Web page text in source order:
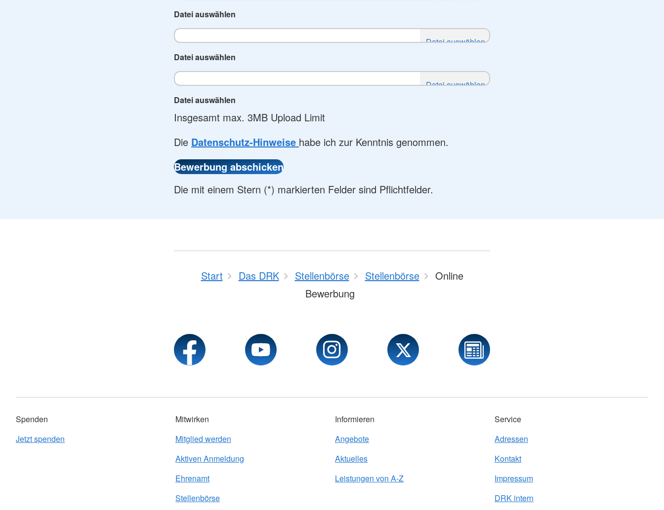
Datei auswählen
Datei auswählen
Datei auswählen
Insgesamt max. 3MB Upload Limit
Die Datenschutz-Hinweise habe ich zur Kenntnis genommen.
Die mit einem Stern (*) markierten Felder sind Pflichtfelder.
Start Das DRK Stellenbörse Stellenbörse
Online
Bewerbung
Spenden
Jetzt spenden
Mitwirken
Mitglied werden
Aktiven Anmeldung
Ehrenamt
Stellenbörse
Informieren
Angebote
Aktuelles
Leistungen von A-Z
Service
Adressen
Kontakt
Impressum
DRK intern